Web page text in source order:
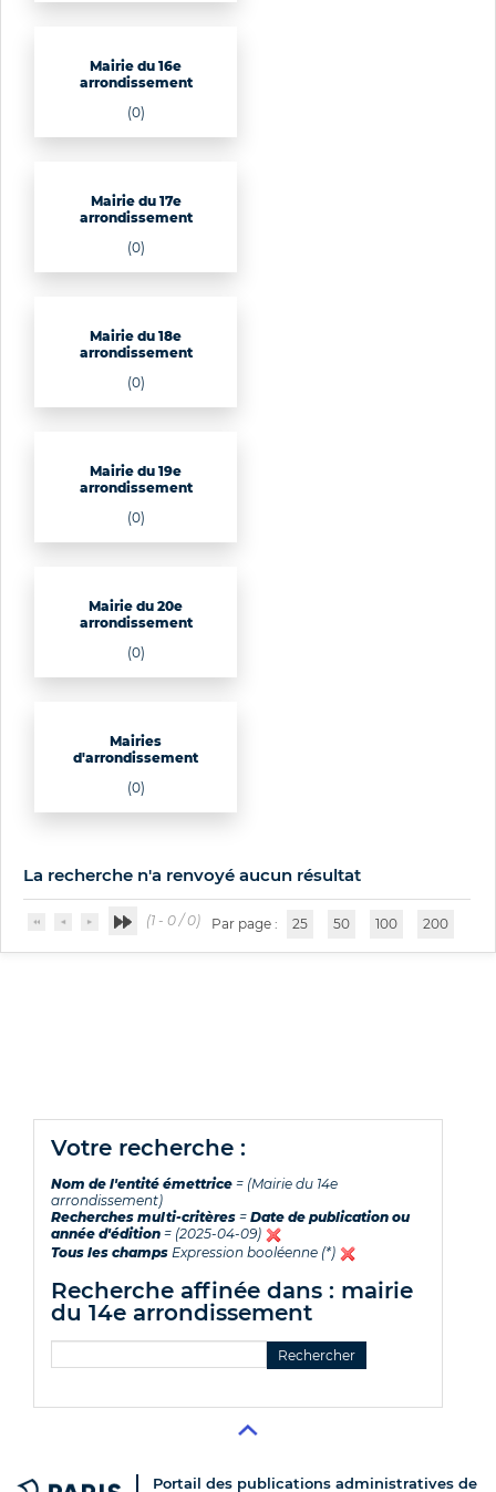
Mairie du 16e
arrondissement
(0)
Mairie du 17e
arrondissement
(0)
Mairie du 18e
arrondissement
(0)
Mairie du 19e
arrondissement
(0)
Mairie du 20e
arrondissement
(0)
Mairies
d'arrondissement
(0)
La recherche n'a renvoyé aucun résultat
(1 - 0 / 0) Par page : 25 50 100 200
votre recherche :
Nom de l'entité émettrice = (Mairie du 14e
arrondissement)
Recherches multi-critères = Date de publication ou
année d'édition = (2025-04-09)
Tous les champs Expression booléenne (*)
recherche affinée dans : mairie
du 14e arrondissement
Portail des publications administratives de